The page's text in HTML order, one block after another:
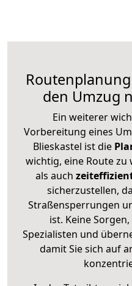
den Umzug
Ein weiterer
Vorbereitung eines
Blieskastel ist die
wichtig, eine Route zu
als auch
sicherzustellen,
Straßensperrungen
ist. Keine
Spezialisten und
damit Sie sich auf